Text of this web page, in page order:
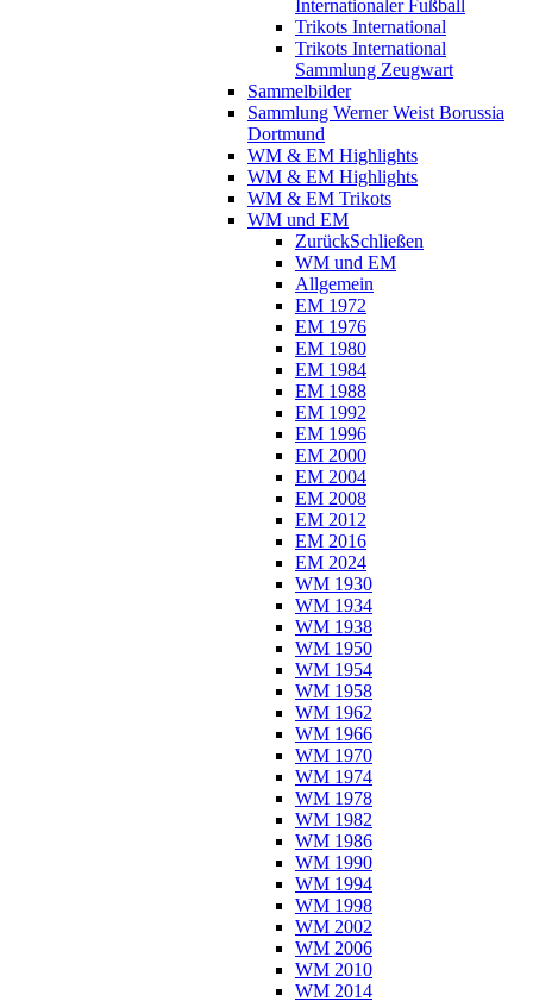
Internationaler Fußball
Trikots International
Trikots International
Sammlung Zeugwart
Sammelbilder
Sammlung Werner Weist Borussia
Dortmund
WM & EM Highlights
WM & EM Highlights
WM & EM Trikots
WM und EM
ZurückSchließen
WM und EM
Allgemein
EM 1972
EM 1976
EM 1980
EM 1984
EM 1988
EM 1992
EM 1996
EM 2000
EM 2004
EM 2008
EM 2012
EM 2016
EM 2024
WM 1930
WM 1934
WM 1938
WM 1950
WM 1954
WM 1958
WM 1962
WM 1966
WM 1970
WM 1974
WM 1978
WM 1982
WM 1986
WM 1990
WM 1994
WM 1998
WM 2002
WM 2006
WM 2010
WM 2014